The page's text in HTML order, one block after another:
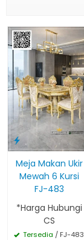
Meja Makan Ukir
Mewah 6 Kursi
FJ-483
*Harga Hubungi
CS
Tersedia / FJ-483